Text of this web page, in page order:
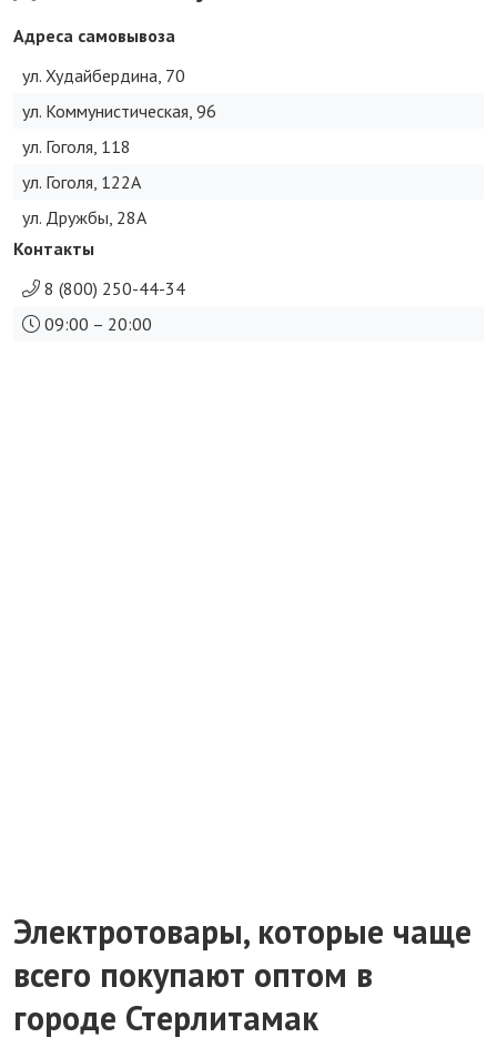
Адреса самовывоза
ул. Худайбердина, 70
ул. Коммунистическая, 96
ул. Гоголя, 118
ул. Гоголя, 122А
ул. Дружбы, 28А
Контакты
8 (800) 250-44-34
09:00 – 20:00
Электротовары, которые чаще
всего покупают оптом в
городе Стерлитамак